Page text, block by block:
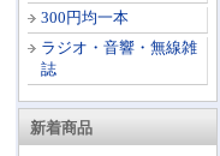
300円均一本
ラジオ・音響・無線雑
誌
新着商品